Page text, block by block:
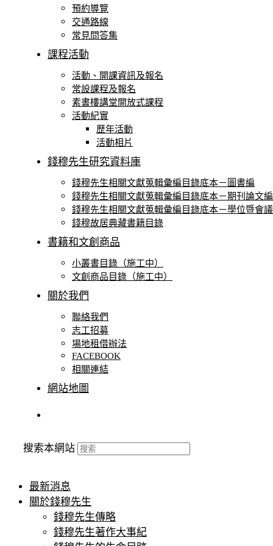
預約導覽
交通路線
常⾒問答集
課程活動
活動、開課資訊及報名
常設課程及報名
素書樓講堂開放式課程
活動紀實
歷年活動
活動相片
錢穆先生研究資料庫
錢穆先生相關文獻蒐輯彙編目錄底本－圖書編
錢穆先生相關文獻蒐輯彙編目錄底本－期刊論文編
錢穆先生相關文獻蒐輯彙編目錄底本－學位暨會
錢穆故居典藏書籍⽬錄
書籍和文創商品
小叢書目錄（施工中）
文創商品目錄（施工中）
關於我們
聯絡我們
志⼯招募
場地租借辦法
FACEBOOK
相關連結
網站地圖
搜索本網站
最新消息
關於錢穆先生
錢穆先生傳略
錢穆先生著作大事紀